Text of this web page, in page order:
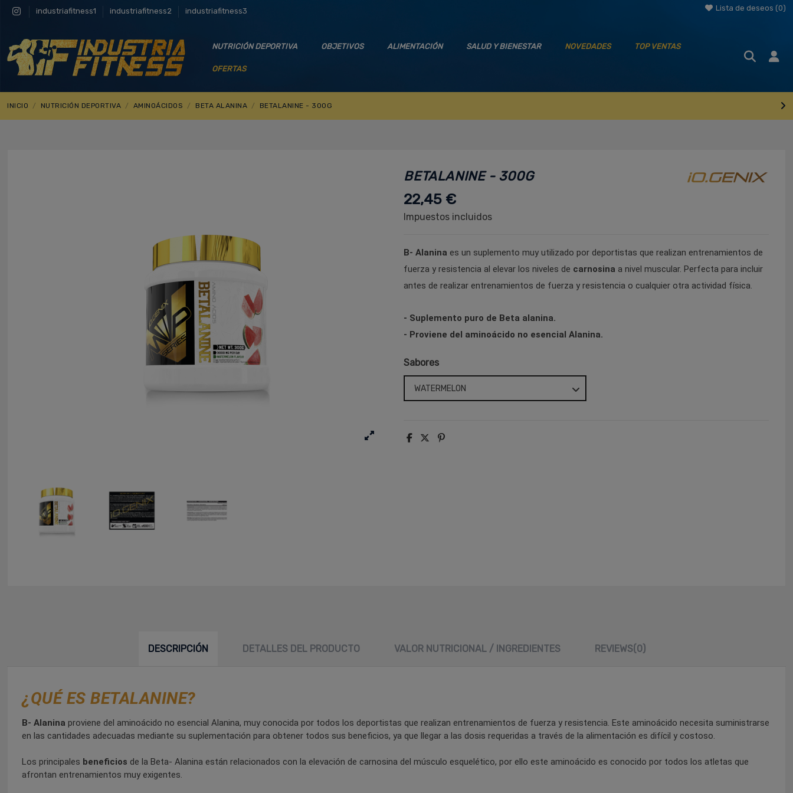
industriafitness1 industriafitness2 industriafitness3 Lista de deseos (0)
NUTRICIÓN DEPORTIVA OBJETIVOS ALIMENTACIÓN SALUD Y BIENESTAR NOVEDADES TOP VENTAS
OFERTAS
INICIO NUTRICIÓN DEPORTIVA AMINOÁCIDOS BETA ALANINA BETALANINE - 300G
BETALANINE - 300G
22,45 €
Impuestos incluidos
B- Alanina es un suplemento muy utilizado por deportistas que realizan entrenamientos de
fuerza y resistencia al elevar los niveles de carnosina a nivel muscular. Perfecta para incluir
antes de realizar entrenamientos de fuerza y resistencia o cualquier otra actividad física.
- Suplemento puro de Beta alanina.
- Proviene del aminoácido no esencial Alanina.
Sabores
DESCRIPCIÓN DETALLES DEL PRODUCTO VALOR NUTRICIONAL / INGREDIENTES REVIEWS(0)
¿QUÉ ES BETALANINE?
B- Alanina proviene del aminoácido no esencial Alanina, muy conocida por todos los deportistas que realizan entrenamientos de fuerza y resistencia. Este aminoácido necesita suministrarse
en las cantidades adecuadas mediante su suplementación para obtener todos sus beneficios, ya que llegar a las dosis requeridas a través de la alimentación es difícil y costoso.
Los principales beneficios de la Beta- Alanina están relacionados con la elevación de carnosina del músculo esquelético, por ello este aminoácido es conocido por todos los atletas que
afrontan entrenamientos muy exigentes.